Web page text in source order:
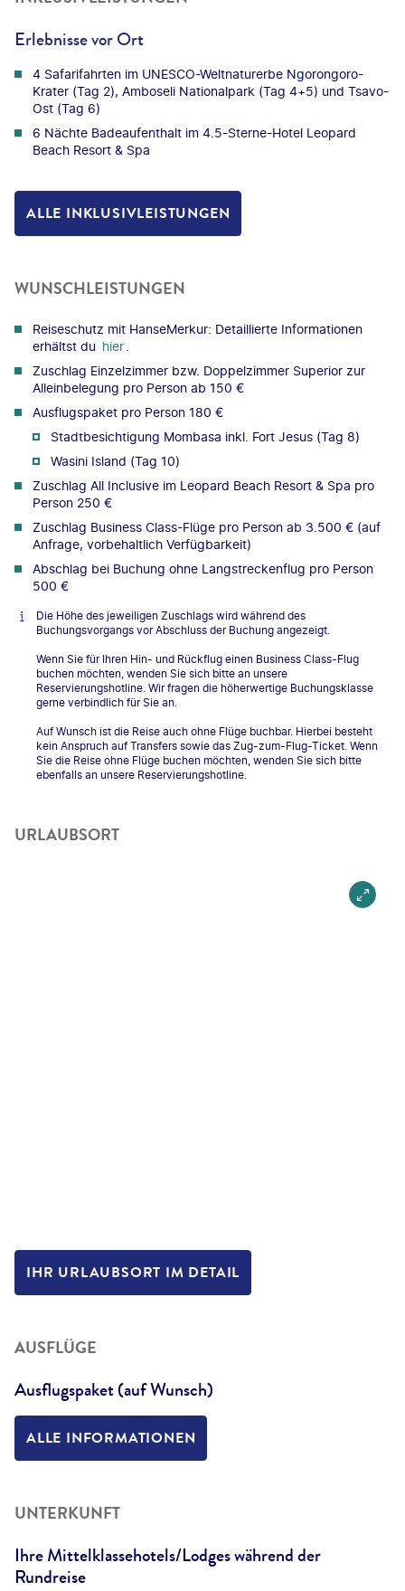
Erlebnisse vor Ort
4 Safarifahrten im UNESCO-Weltnaturerbe Ngorongoro-
Krater (Tag 2), Amboseli Nationalpark (Tag 4+5) und Tsavo-
Ost (Tag 6)
6 Nächte Badeaufenthalt im 4.5-Sterne-Hotel Leopard
Beach Resort & Spa
ALLE INKLUSIVLEISTUNGEN
WUNSCHLEISTUNGEN
Reiseschutz mit HanseMerkur: Detaillierte Informationen
erhältst du hier
Zuschlag Einzelzimmer bzw. Doppelzimmer Superior zur
Alleinbelegung pro Person ab 150 €
Ausflugspaket pro Person 180 €
Stadtbesichtigung Mombasa inkl. Fort Jesus (Tag 8)
Wasini Island (Tag 10)
Zuschlag All Inclusive im Leopard Beach Resort & Spa pro
Person 250 €
Zuschlag Business Class-Flüge pro Person ab 3.500 € (auf
Anfrage, vorbehaltlich Verfügbarkeit)
Abschlag bei Buchung ohne Langstreckenflug pro Person
500 €
Die Höhe des jeweiligen Zuschlags wird während des
Buchungsvorgangs vor Abschluss der Buchung angezeigt.
Wenn Sie für Ihren Hin- und Rückflug einen Business Class-Flug
buchen möchten, wenden Sie sich bitte an unsere
Reservierungshotline. Wir fragen die höherwertige Buchungsklasse
gerne verbindlich für Sie an.
Auf Wunsch ist die Reise auch ohne Flüge buchbar. Hierbei besteht
kein Anspruch auf Transfers sowie das Zug-zum-Flug-Ticket. Wenn
Sie die Reise ohne Flüge buchen möchten, wenden Sie sich bitte
ebenfalls an unsere Reservierungshotline.
URLAUBSORT
IHR URLAUBSORT IM DETAIL
AUSFLÜGE
Ausflugspaket (auf Wunsch)
ALLE INFORMATIONEN
UNTERKUNFT
Ihre Mittelklassehotels/Lodges während der
Rundreise